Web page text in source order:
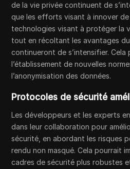
de la vie privée continuent de
que les efforts visant à innover
technologies visant à protéger la
tout en récoltant les avantages
continueront de s’intensifier. Cela
l’établissement de nouvelles
l’anonymisation des données.
Protocoles de sécurité
Les développeurs et les experts
dans leur collaboration pour
sécurité, en abordant les risques
rendu non masqué. Cela pourrait
cadres de sécurité plus robustes